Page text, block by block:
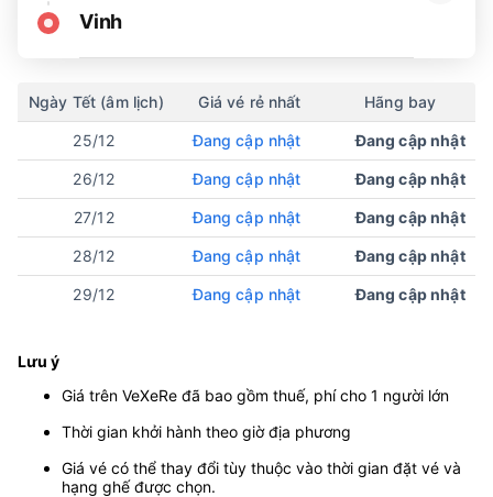
Vinh
Ngày Tết (âm lịch) Giá vé rẻ nhất Hãng bay
25/12 Đang cập nhật Đang cập nhật
26/12 Đang cập nhật Đang cập nhật
27/12 Đang cập nhật Đang cập nhật
28/12 Đang cập nhật Đang cập nhật
29/12 Đang cập nhật Đang cập nhật
Lưu ý
Giá trên VeXeRe đã bao gồm thuế, phí cho 1 người lớn
Thời gian khởi hành theo giờ địa phương
Giá vé có thể thay đổi tùy thuộc vào thời gian đặt vé và
hạng ghế được chọn.